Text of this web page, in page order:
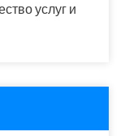
услуг и